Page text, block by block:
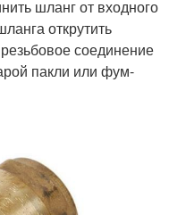
шланг от входного
открутить
соединение
пакли или фум-